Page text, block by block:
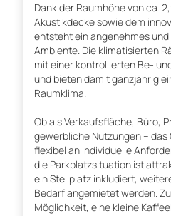
Dank der Raumhöhe von ca.
Akustikdecke sowie dem
entsteht ein angenehmes
Ambiente. Die klimatisierten
mit einer kontrollierten Be-
und bieten damit ganzjährig
Raumklima.
Ob als Verkaufsfläche, Büro,
gewerbliche Nutzungen –
flexibel an individuelle
die Parkplatzsituation ist
ein Stellplatz inkludiert,
Bedarf angemietet werden.
Möglichkeit, eine kleine